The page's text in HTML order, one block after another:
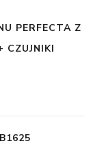
PERFECTA Z
CZUJNIKI